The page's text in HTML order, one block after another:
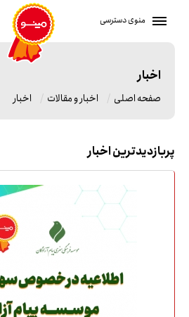
منوی دسترسی
اخبار
صفحه اصلی اخبار و مقالات اخبار
پربازدیدترین اخبار